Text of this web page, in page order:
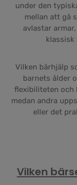
under den
mellan att gå
avlastar
klassisk
Vilken bärhjälp
barnets ålder
flexibiliteten och
medan andra
eller det
Vilken